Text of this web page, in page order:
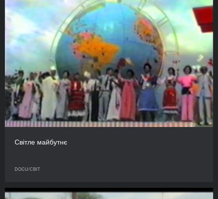
Світле майбутнє
DOCU/СВІТ